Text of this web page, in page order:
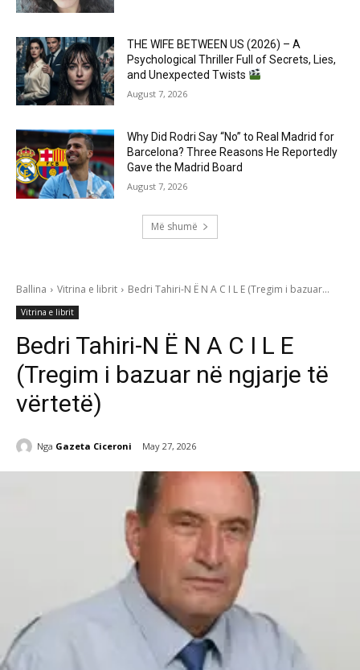
THE WIFE BETWEEN US (2026) – A
Psychological Thriller Full of Secrets, Lies,
and Unexpected Twists
August 7, 2026
Why Did Rodri Say “No” to Real Madrid for
Barcelona? Three Reasons He Reportedly
Gave the Madrid Board
August 7, 2026
Më shumë